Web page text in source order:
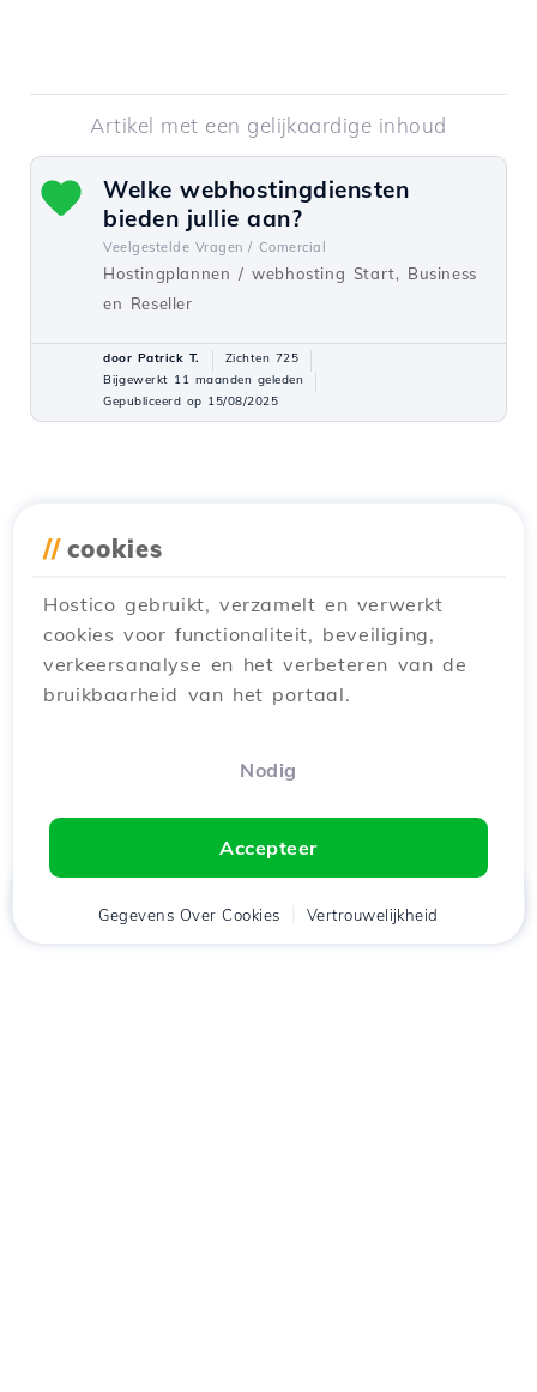
Artikel met een gelijkaardige inhoud
Welke webhostingdiensten
bieden jullie aan?
Veelgestelde Vragen / Comercial
Hostingplannen / webhosting Start, Business
en Reseller
door Patrick T.
Zichten 725
Bijgewerkt 11 maanden geleden
Gepubliceerd op 15/08/2025
// cookies
Hostico gebruikt, verzamelt en verwerkt
cookies voor functionaliteit, beveiliging,
verkeersanalyse en het verbeteren van de
bruikbaarheid van het portaal.
Nodig
Accepteer
Gegevens Over Cookies Vertrouwelijkheid
Cliënt
Winkelwagen
Chat